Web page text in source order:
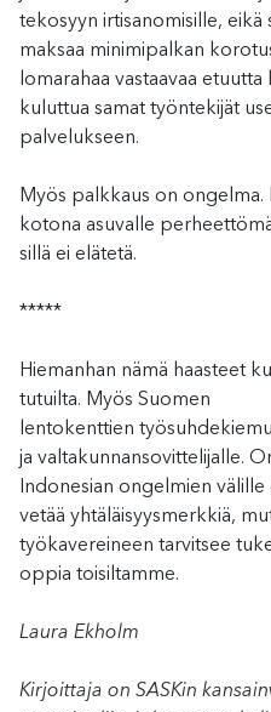
tekosyyn irtisanomisille, eikä
maksaa minimipalkan
lomarahaa vastaavaa etuutta
kuluttua samat työntekijät
palvelukseen.
Myös palkkaus on ongelma.
kotona asuvalle perheettöm
sillä ei elätetä.
*****
Hiemanhan nämä haasteet
tutuilta. Myös Suomen
entokenttien työsuhde
ja valtakunnansovittelijalle.
Indonesian ongelmien välille
vetää yhtäläisyysmerkkiä,
työkavereineen tarvitsee
oppia toisiltamme.
Laura Ekholm
Kirjoittaja on SASKin